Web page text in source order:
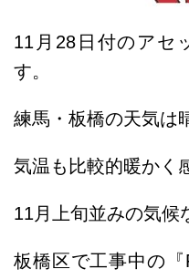
11 月28日 付のアセ
す。
練馬・板橋の天気は
気温も比較的暖かく
11月上旬並みの気候
板橋区で工事中の